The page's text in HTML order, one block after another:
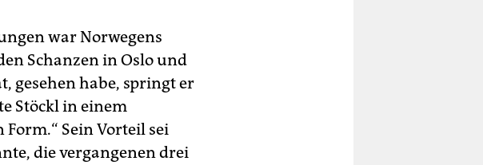
war Norwegens
Schanzen in Oslo und
gesehen habe, springt er
Stöckl in einem
Sein Vorteil sei
die vergangenen drei